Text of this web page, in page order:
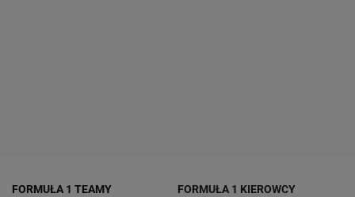
FORMUŁA 1 TEAMY FORMUŁA 1 KIEROWCY